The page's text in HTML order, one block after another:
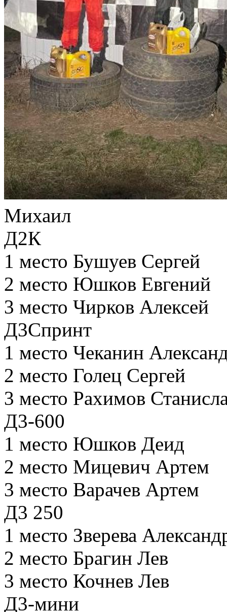
Михаил
Д2К
1 место Бушуев Сергей
2 место Юшков Евгений
3 место Чирков Алексей
Д3Спринт
1 место Чеканин
2 место Голец Сергей
3 место Рахимов
Д3-600
1 место Юшков Деид
2 место Мицевич Артем
3 место Варачев Артем
Д3 250
1 место Зверева
2 место Брагин Лев
3 место Кочнев Лев
Д3-мини